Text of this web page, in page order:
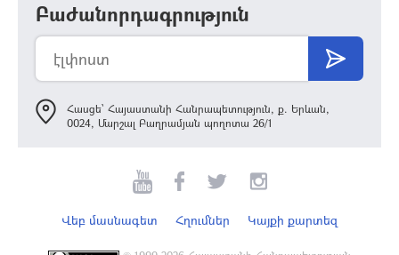
Բաժանորդագրություն
Հասցե՝ Հայաստանի Հանրապետություն, ք. Երևան,
0024, Մարշալ Բաղրամյան պողոտա 26/1
Վեբ մասնագետ Հղումներ Կայքի քարտեզ